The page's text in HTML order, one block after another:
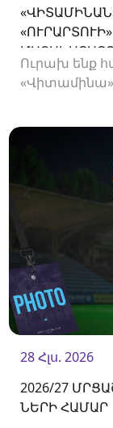
ՄԱՏԱԿԱՐԱՐԸ
Ուրախ ենք
«Վիտամինա»
28 Հլս. 2026
2026/27
ՆԵՐԻ ՀԱՄԱՐ